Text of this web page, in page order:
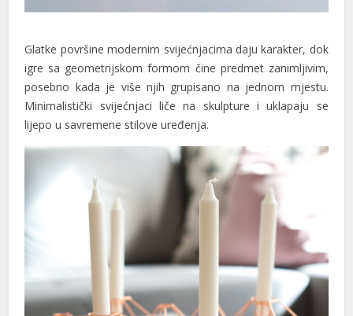
Glatke površine modernim svijećnjacima daju karakter, dok
igre sa geometrijskom formom čine predmet zanimljivim,
posebno kada je više njih grupisano na jednom mjestu.
Minimalistički svijećnjaci liče na skulpture i uklapaju se
lijepo u savremene stilove uređenja.